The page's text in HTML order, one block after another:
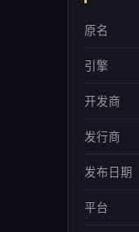
原名
引擎
开发商
发行商
发布日期
平台